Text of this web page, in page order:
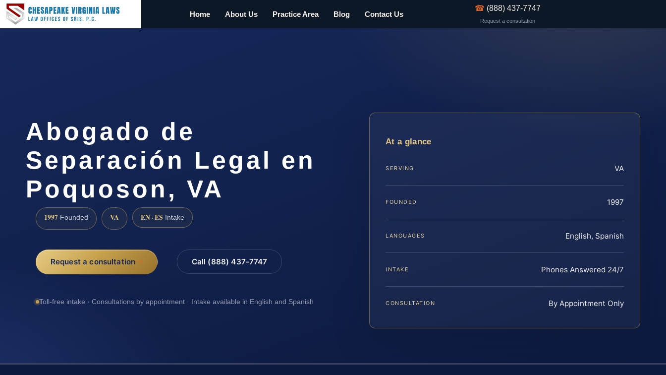
Home About Us Practice Area Blog Contact Us
☎ (888) 437-7747
Request a consultation
Abogado de
Separación Legal en
Poquoson, VA
1997 Founded VA EN · ES Intake
Request a consultation Call (888) 437-7747
Toll-free intake · Consultations by appointment · Intake available in English and Spanish
At a glance
SERVING VA
FOUNDED 1997
LANGUAGES English, Spanish
INTAKE Phones Answered 24/7
CONSULTATION By Appointment Only